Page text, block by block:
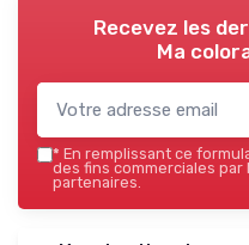
Recevez les
Ma
* En remplissant ce
des fins commerciales
partenaires.